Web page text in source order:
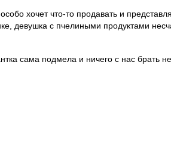
хочет что-то продавать и
девушка с пчелиными продуктами
сама подмела и ничего с нас брать